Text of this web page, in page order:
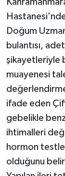
Doğum
bulantısı,
şikayetleriyle
muayenesi
ifade eden
gebelikle
ihtimalleri
hormon
olduğunu